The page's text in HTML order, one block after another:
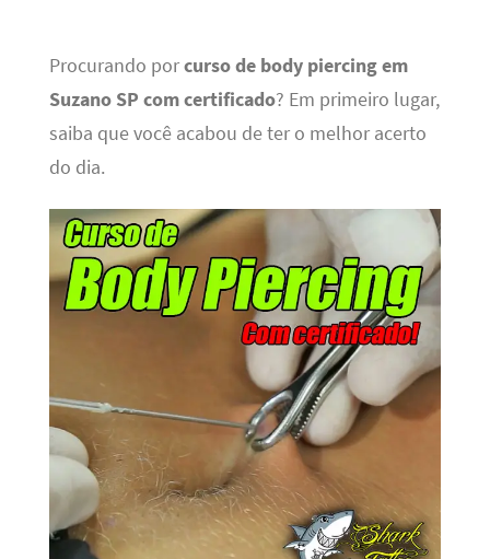
Procurando porcurso de body piercing em
Suzano SP com certificado? Em primeiro lugar,
saiba que você acabou de ter o melhor acerto
do dia.